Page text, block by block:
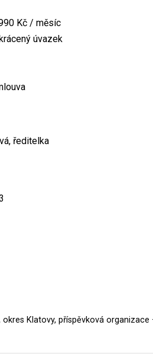
Kč / měsíc
úvazek
ředitelka
Klatovy, příspěvková organizace